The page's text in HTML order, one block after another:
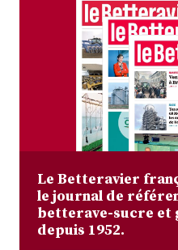
Le Betteravier
le journal de
betterave-sucre et
depuis 1952.